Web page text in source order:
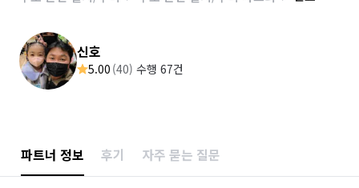
신호
5.00 (40) 수행 67건
파트너 정보 후기 자주 묻는 질문